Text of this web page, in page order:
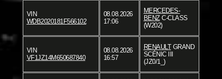
VIN
WDB2020181F566102
08.08.2026
17:06
MERCEDES-
BENZC-CLASS
(W202)
VIN
VF1JZ14M650687840
08.08.2026
16:57
RENAULTGRAND
SCÉNIC III
(JZ0/1_)